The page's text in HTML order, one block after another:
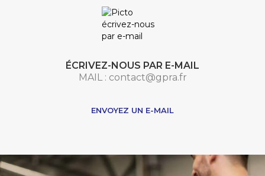
ÉCRIVEZ-NOUS PAR E-MAIL
MAIL : contact@gpra.fr
ENVOYEZ UN E-MAIL